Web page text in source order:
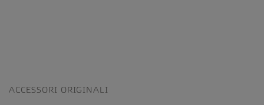
ACCESSORI ORIGINALI